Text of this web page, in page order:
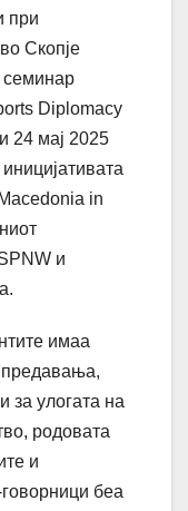
при
Скопјe
семинар
Diplomacy
24 мај 2025
in
и
имаа
предавања,
за улогата на
родовата
и
беа